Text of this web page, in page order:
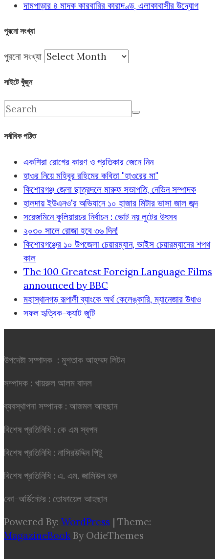
দামপাড়ার ৪ মাদক কারবারির কারাদণ্ড, এলাকাবাসীর উদ্যোগ
পুরনো সংখ্যা
পুরনো সংখ্যা
সাইটে খুঁজুন
সর্বাধিক পঠিত
একশিরা রোগের কারণ ও প্রতিকার জেনে নিন
হাওর নিয়ে মহিবুর রহিমের কবিতা "হাওরের মা"
কিশোরগঞ্জ জেলা ছাত্রদলে মারুফ সভাপতি, নেভিন সম্পাদক
হালদায় ইউএনও'র অভিযানে ১০ হাজার মিটার ভাসা জাল জব্দ
সরেজমিনে কুলিয়ারচর নির্বাচন : ভোট নয় লুটের উৎসব
২০৩০ সালে রোজা হবে ৩৬ দিন!
কিশোরগঞ্জের ১০ উপজেলা চেয়ারম্যান, ভাইস চেয়ারম্যানের শপথ
কাল
The 100 Greatest Foreign Language Films
announced by BBC
মহাস্থানগড় রূপালী ব্যাংকে অর্থ কেলেঙ্কারি, ম্যানেজার উধাও
সফল হৃত্বিক-ক্যাট জুটি
উপদেষ্টা সম্পাদক : মুশতাক আহম্মদ লিটন
সম্পাদক : খায়রুল আলম বাদল
ব্যবস্থাপনা সম্পাদক : আজমল আহছান
বিশেষ প্রতিনিধি : কে এম স্বপন
বিশেষ প্রতিনিধি : নাসিরউদ্দিন পিটু
বিশেষ প্রতিনিধি : এ. এম. জামিউল হক
কো-অর্ডিনেটর : তোফায়েল আহছান
Powered By: WordPress | Theme:
MagazineBook By OdieThemes